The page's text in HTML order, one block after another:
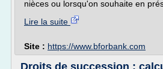
nièces ou lorsqu'on souhaite en
Lire la suite
Site : https://www.bforbank.com
Droits de succession :